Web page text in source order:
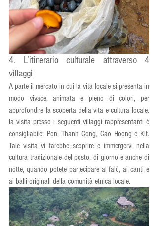
4. L’itinerario culturale attraverso 4
villaggi
A parte il mercato in cui la vita locale si presenta in
modo vivace, animata e pieno di colori, per
approfondire la scoperta della vita e cultura locale,
la visita presso i seguenti villaggi rappresentanti è
consigliabile: Pon, Thanh Cong, Cao Hoong e Kit.
Tale visita vi farebbe scoprire e immergervi nella
cultura tradizionale del posto, di giorno e anche di
notte, quando potete partecipare al falò, ai canti e
ai balli originali della comunità etnica locale.